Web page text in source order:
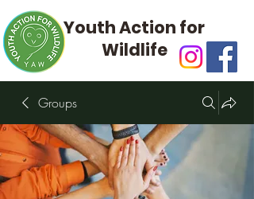
Youth Action for
Wildlife
Groups